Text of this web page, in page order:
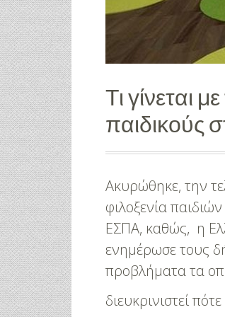
Τι γίνεται
παιδικούς
Ακυρώθηκε, την
φιλοξενία
ΕΣΠΑ, καθώς, η
ενημέρωσε τους
προβλήματα τα
διευκρινιστεί